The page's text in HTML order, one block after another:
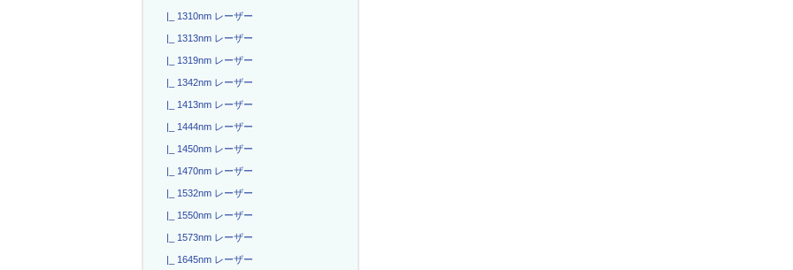
|_ 1310nm レーザー
|_ 1313nm レーザー
|_ 1319nm レーザー
|_ 1342nm レーザー
|_ 1413nm レーザー
|_ 1444nm レーザー
|_ 1450nm レーザー
|_ 1470nm レーザー
|_ 1532nm レーザー
|_ 1550nm レーザー
|_ 1573nm レーザー
|_ 1645nm レーザー